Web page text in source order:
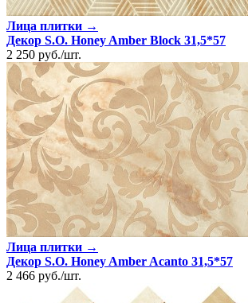
Лица плитки →
Декор S.O. Honey Amber Block 31,5*57
2 250 руб./шт.
Лица плитки →
Декор S.O. Honey Amber Acanto 31,5*57
2 466 руб./шт.